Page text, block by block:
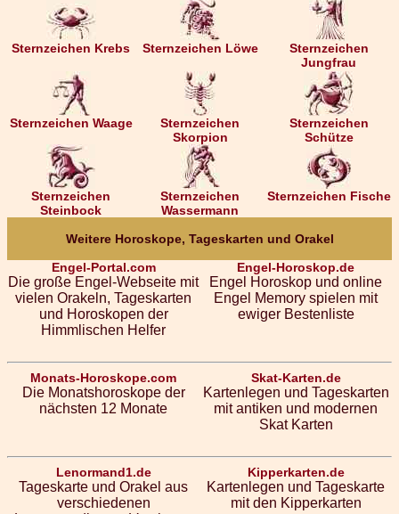
Sternzeichen Krebs Sternzeichen Löwe
Sternzeichen
Jungfrau
Sternzeichen Waage
Sternzeichen
Skorpion
Sternzeichen
Schütze
Sternzeichen
Steinbock
Sternzeichen
Wassermann
Sternzeichen Fische
Weitere Horoskope, Tageskarten und Orakel
Engel-Portal.com
Die große Engel-Webseite mit
vielen Orakeln, Tageskarten
und Horoskopen der
Himmlischen Helfer
Engel-Horoskop.de
Engel Horoskop und online
Engel Memory spielen mit
ewiger Bestenliste
Monats-Horoskope.com
Die Monatshoroskope der
nächsten 12 Monate
Skat-Karten.de
Kartenlegen und Tageskarten
mit antiken und modernen
Skat Karten
Lenormand1.de
Tageskarte und Orakel aus
verschiedenen
Kipperkarten.de
Kartenlegen und Tageskarte
mit den Kipperkarten